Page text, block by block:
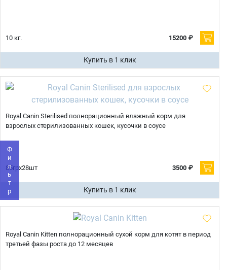
Фильтр
10 кг. 15200 ₽
Купить в 1 клик
Royal Canin Sterilised полнорационный влажный корм для
взрослых стерилизованных кошек, кусочки в соусе
85грх28шт 3500 ₽
Купить в 1 клик
Royal Canin Kitten полнорационный сухой корм для котят в период
третьей фазы роста до 12 месяцев
Телефон
E-mail
отправить